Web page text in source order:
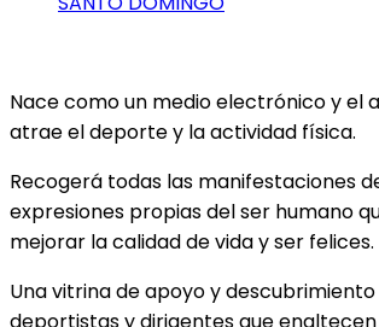
Nace como un medio electrónico y el
atrae el deporte y la actividad física.
Recogerá todas las manifestaciones
expresiones propias del ser humano
mejorar la calidad de vida y ser felices.
Una vitrina de apoyo y
deportistas y dirigentes que